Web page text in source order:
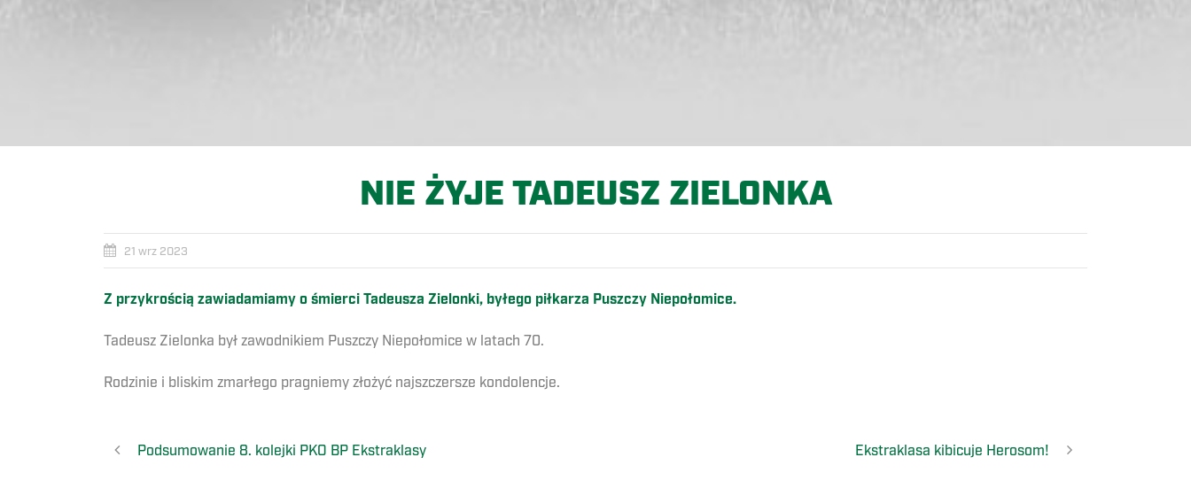
NIE ŻYJE TADEUSZ ZIELONKA
21 wrz 2023
Z przykrością zawiadamiamy o śmierci Tadeusza Zielonki, byłego piłkarza Puszczy Niepołomice.
Tadeusz Zielonka był zawodnikiem Puszczy Niepołomice w latach 70.
Rodzinie i bliskim zmarłego pragniemy złożyć najszczersze kondolencje.
Podsumowanie 8. kolejki PKO BP Ekstraklasy Ekstraklasa kibicuje Herosom!